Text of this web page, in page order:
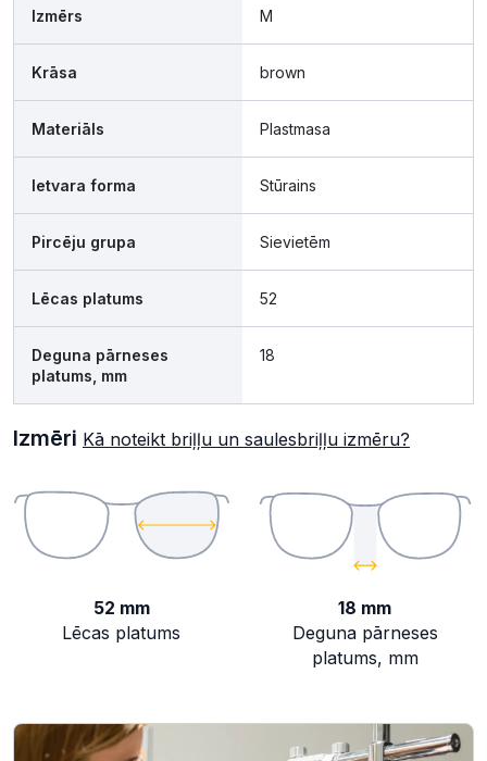
Izmērs M
Krāsa brown
Materiāls Plastmasa
Ietvara forma Stūrains
Pircēju grupa Sievietēm
Lēcas platums 52
Deguna pārneses
platums, mm
18
Izmēri Kā noteikt briļļu un saulesbriļļu izmēru?
52 mm
Lēcas platums
18 mm
Deguna pārneses
platums, mm